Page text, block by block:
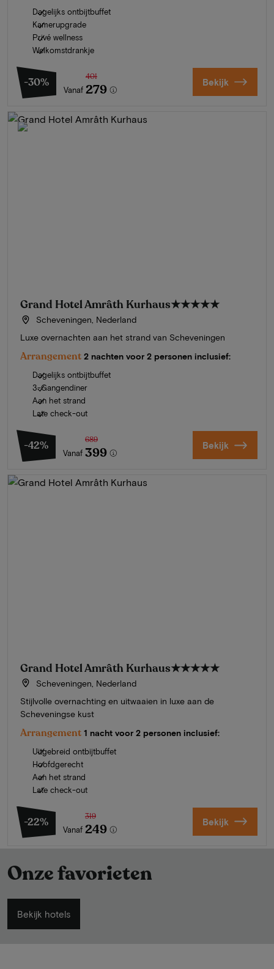
Dagelijks ontbijtbuffet
Kamerupgrade
Privé wellness
Welkomstdrankje
-30%
Vanaf
401
279 Bekijk
Grand Hotel Amrâth Kurhaus★★★★★
Scheveningen, Nederland
Luxe overnachten aan het strand van Scheveningen
Arrangement 2 nachten voor 2 personen inclusief:
Dagelijks ontbijtbuffet
3-Gangendiner
Aan het strand
Late check-out
-42%
Vanaf
689
399 Bekijk
Grand Hotel Amrâth Kurhaus★★★★★
Scheveningen, Nederland
Stijlvolle overnachting en uitwaaien in luxe aan de
Scheveningse kust
Arrangement 1 nacht voor 2 personen inclusief:
Uitgebreid ontbijtbuffet
Hoofdgerecht
Aan het strand
Late check-out
-22%
Vanaf
319
249 Bekijk
Onze favorieten
Bekijk hotels